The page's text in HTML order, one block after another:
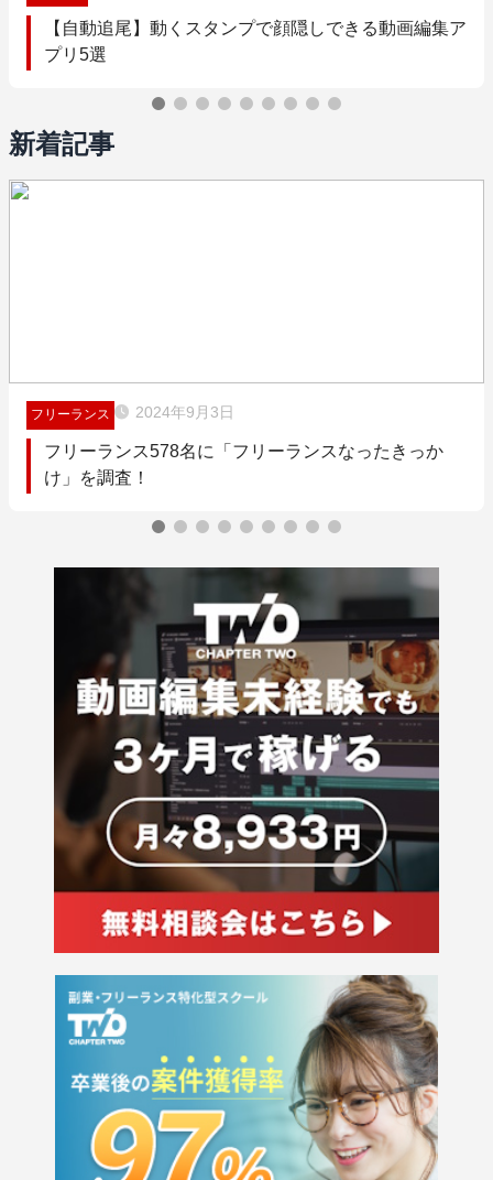
【自動追尾】動くスタンプで顔隠しできる動画編集ア
プリ5選
新着記事
フリーランス 2024年9月3日
フリーランス578名に「フリーランスなったきっか
け」を調査！